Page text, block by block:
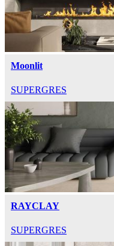
Moonlit
SUPERGRES
RAYCLAY
SUPERGRES